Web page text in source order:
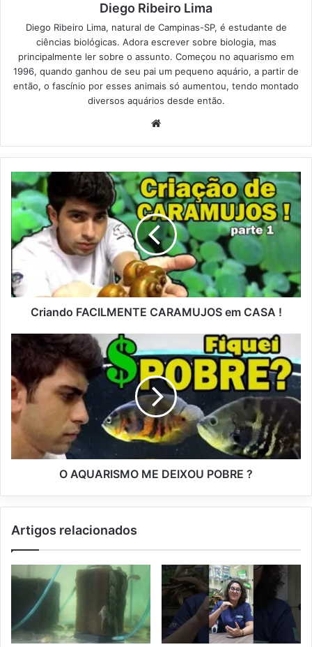
Diego Ribeiro Lima
Diego Ribeiro Lima, natural de Campinas-SP, é estudante de
ciências biológicas. Adora escrever sobre biologia, mas
principalmente ler sobre o assunto. Começou no aquarismo em
1996, quando ganhou de seu pai um pequeno aquário, a partir de
então, o fascínio por esses animais só aumentou, tendo montado
diversos aquários desde então.
Website
Criando FACILMENTE CARAMUJOS em CASA !
O AQUARISMO ME DEIXOU POBRE ?
Artigos relacionados